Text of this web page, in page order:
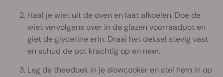
Haal je wiet uit de oven en laat afkoelen. Doe de
wiet vervolgens over in de glazen voorraadpot en
giet de glycerine erin. Draai het deksel stevig vast
en schud de pot krachtig op en neer.
Leg de theedoek in je slowcooker en stel hem in op